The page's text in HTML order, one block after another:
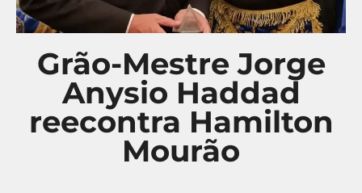
Grão-Mestre Jorge
Anysio Haddad
reecontra Hamilton
Mourão